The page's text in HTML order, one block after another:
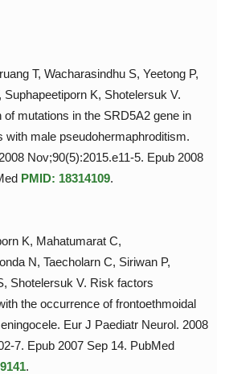
T, Wacharasindhu S, Yeetong P,
Suphapeetiporn K, Shotelersuk V.
of mutations in the SRD5A2 gene in
with male pseudohermaphroditism.
Nov;90(5):2015.e11-5. Epub 2008
PMID: 18314109.
K, Mahatumarat C,
N, Taecholarn C, Siriwan P,
Shotelersuk V. Risk factors
the occurrence of frontoethmoidal
Eur J Paediatr Neurol. 2008
7. Epub 2007 Sep 14. PubMed
.